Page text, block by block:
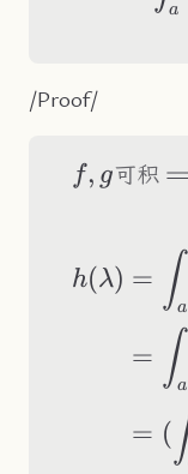
a
/Proof/
f,g
f, g可积
h(λ) = ∫a
= ∫a
= ( ∫